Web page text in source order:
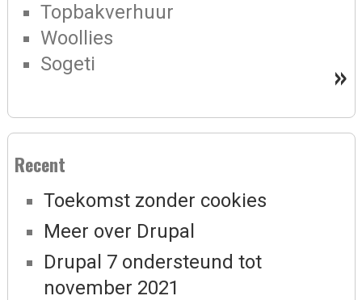
Topbakverhuur
Woollies
Sogeti
»
Recent
Toekomst zonder cookies
Meer over Drupal
Drupal 7 ondersteund tot
november 2021